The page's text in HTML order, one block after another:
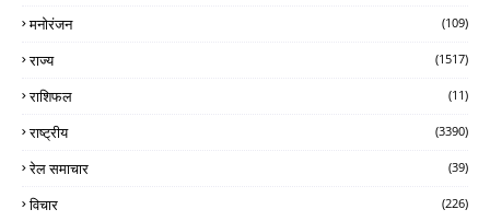
मनोरंजन (109)
राज्य (1517)
राशिफल (11)
राष्ट्रीय (3390)
रेल समाचार (39)
विचार (226)